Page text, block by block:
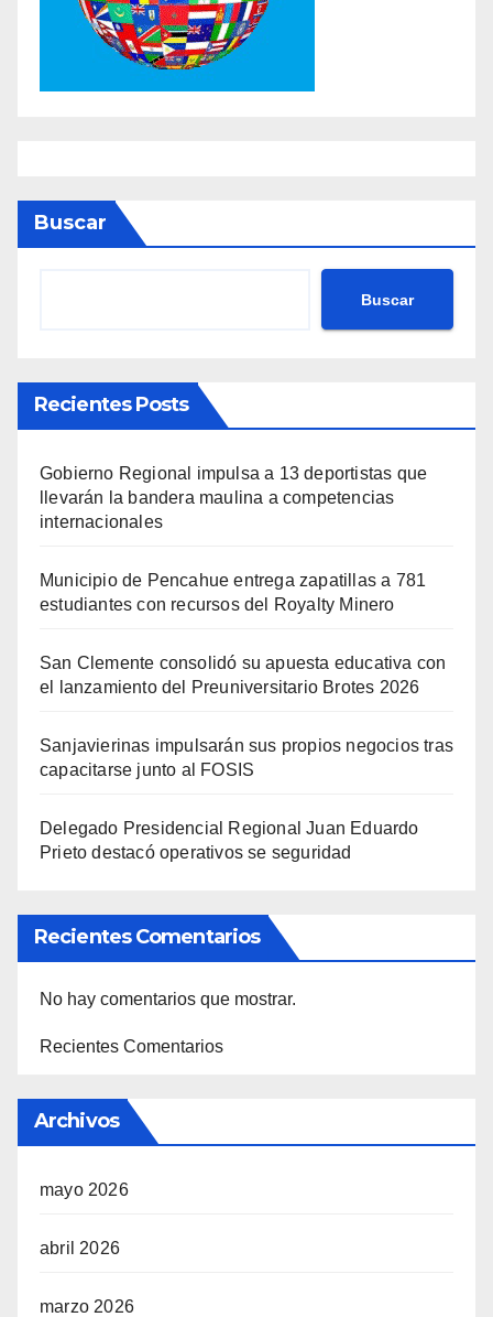
Buscar
Buscar
Recientes Posts
Gobierno Regional impulsa a 13 deportistas que
llevarán la bandera maulina a competencias
internacionales
Municipio de Pencahue entrega zapatillas a 781
estudiantes con recursos del Royalty Minero
San Clemente consolidó su apuesta educativa con
el lanzamiento del Preuniversitario Brotes 2026
Sanjavierinas impulsarán sus propios negocios tras
capacitarse junto al FOSIS
Delegado Presidencial Regional Juan Eduardo
Prieto destacó operativos se seguridad
Recientes Comentarios
No hay comentarios que mostrar.
Recientes Comentarios
Archivos
mayo 2026
abril 2026
marzo 2026